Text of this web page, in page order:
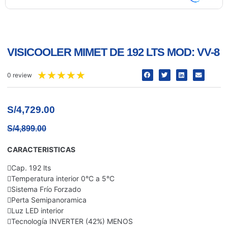
VISICOOLER MIMET DE 192 LTS MOD: VV-8
0 review ★★★★★
S/4,729.00
S/4,899.00
CARACTERISTICAS
Cap. 192 lts
Temperatura interior 0°C a 5°C
Sistema Frío Forzado
Perta Semipanoramica
Luz LED interior
Tecnología INVERTER (42%) MENOS